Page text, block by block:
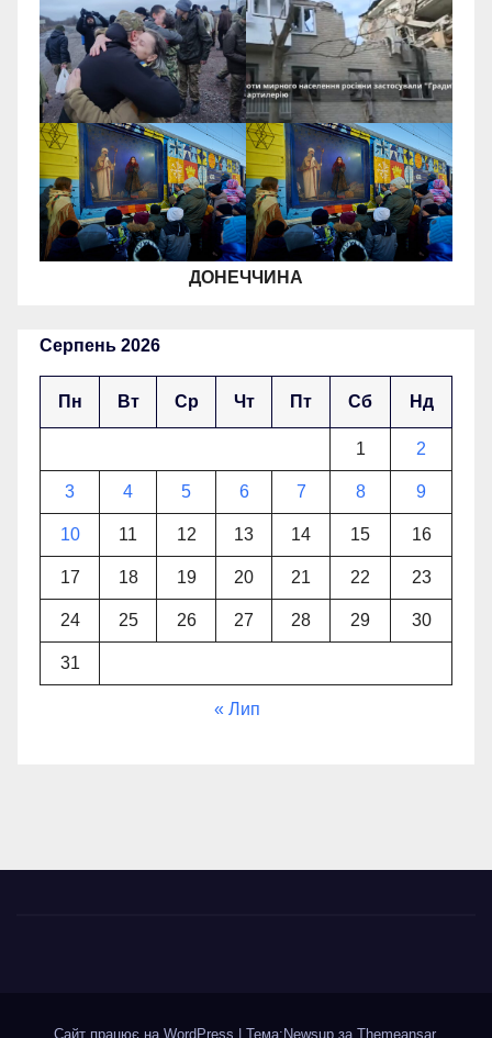
ДОНЕЧЧИНА
Серпень 2026
Пн Вт Ср Чт Пт Сб Нд
1 2
3 4 5 6 7 8 9
10 11 12 13 14 15 16
17 18 19 20 21 22 23
24 25 26 27 28 29 30
31
« Лип
Сайт працює на WordPress Тема:Newsup за Themeansar.